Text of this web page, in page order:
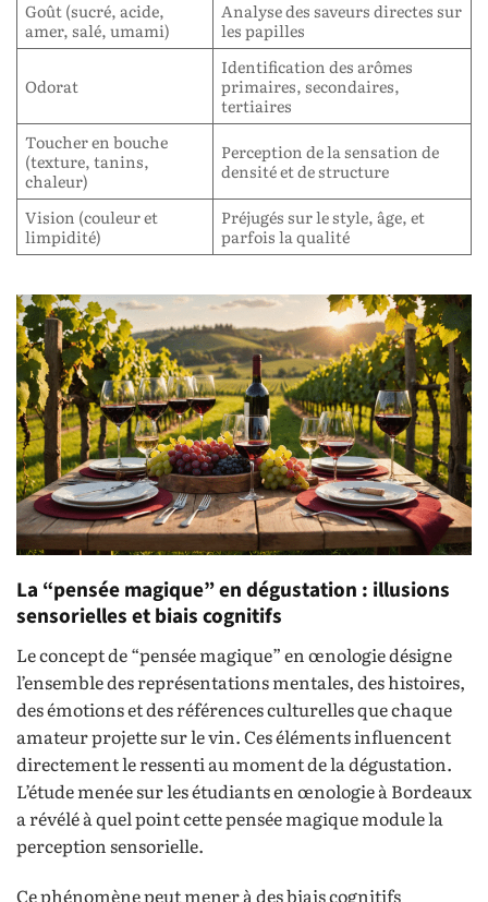
Goût (sucré, acide,
amer, salé, umami)
Analyse des saveurs directes sur
les papilles
Odorat
Identification des arômes
primaires, secondaires,
tertiaires
Toucher en bouche
(texture, tanins,
chaleur)
Perception de la sensation de
densité et de structure
Vision (couleur et
limpidité)
Préjugés sur le style, âge, et
parfois la qualité
La “pensée magique” en dégustation : illusions
sensorielles et biais cognitifs
Le concept de “pensée magique” en œnologie désigne
l’ensemble des représentations mentales, des histoires,
des émotions et des références culturelles que chaque
amateur projette sur le vin. Ces éléments influencent
directement le ressenti au moment de la dégustation.
L’étude menée sur les étudiants en œnologie à Bordeaux
a révélé à quel point cette pensée magique module la
perception sensorielle.
Ce phénomène peut mener à des biais cognitifs